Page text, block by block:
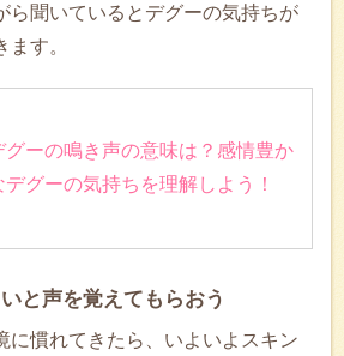
ら聞いているとデグーの気持ちが
す。
グーの鳴き声の意味は？感情豊か
デグーの気持ちを理解しよう！
と声を覚えてもらおう
に慣れてきたら、いよいよスキン